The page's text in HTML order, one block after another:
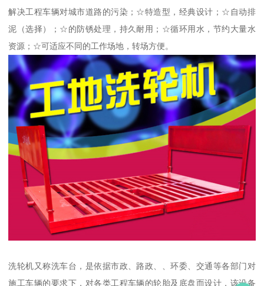
解决工程车辆对城市道路的污染；☆特造型，经典设计；☆自动排
泥（选择）；☆的防锈处理，持久耐用；☆循环用水，节约大量水
资源；☆可适应不同的工作场地，转场方便。
洗轮机又称洗车台，是依据市政、路政、、环委、交通等各部门对
施工车辆的要求下，对各类工程车辆的轮胎及底盘而设计，该设备